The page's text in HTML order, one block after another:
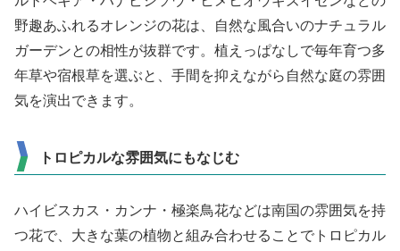
野趣あふれるオレンジの花は、自然な風合いのナチュラル
ガーデンとの相性が抜群です。植えっぱなしで毎年育つ多
年草や宿根草を選ぶと、手間を抑えながら自然な庭の雰囲
気を演出できます。
トロピカルな雰囲気にもなじむ
ハイビスカス・カンナ・極楽鳥花などは南国の雰囲気を持
つ花で、大きな葉の植物と組み合わせることでトロピカル